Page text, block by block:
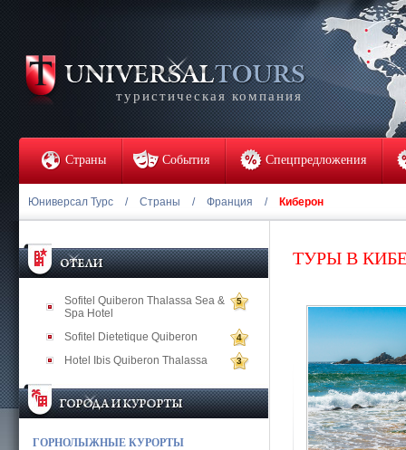
туристическая компания
Страны События Спецпредложения
Юниверсал Турс / Страны / Франция / Киберон
Sofitel Quiberon Thalassa Sea &
Spa Hotel
5
Sofitel Dietetique Quiberon 4
Hotel Ibis Quiberon Thalassa 3
ГОРНОЛЫЖНЫЕ КУРОРТЫ
ТУРЫ В